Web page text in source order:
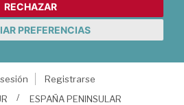
RECHAZAR
PREFERENCIAS
Registrarse
ESPAÑA PENINSULAR